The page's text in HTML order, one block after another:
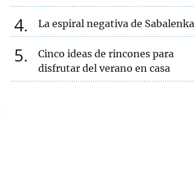
4 La espiral negativa de Sabalenka
5
Cinco ideas de rincones para
disfrutar del verano en casa